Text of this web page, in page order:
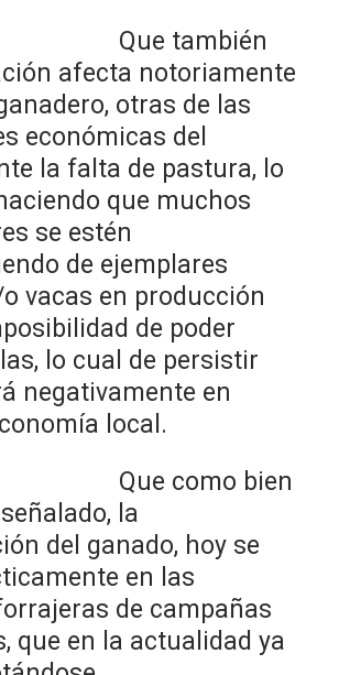
también
afecta notoriamente
otras de las
económicas del
la falta de pastura, lo
que muchos
se estén
de ejemplares
vacas en producción
de poder
lo cual de persistir
negativamente en
local.
como bien
la
del ganado, hoy se
en las
de campañas
que en la actualidad ya